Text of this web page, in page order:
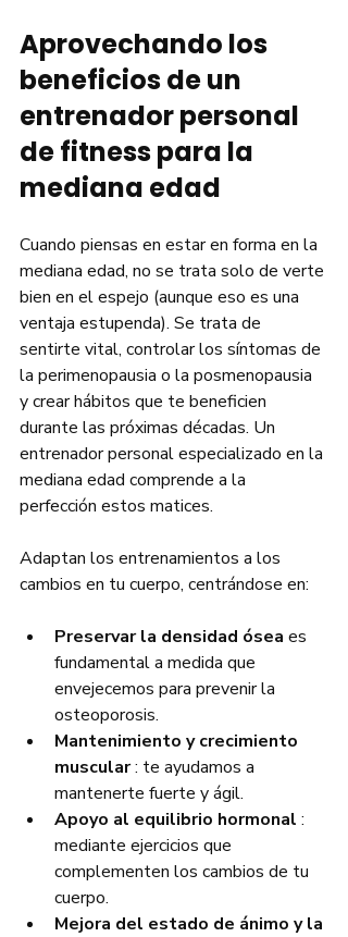
Aprovechando los
beneficios de un
entrenador personal
de fitness para la
mediana edad
Cuando piensas en estar en forma en la
mediana edad, no se trata solo de verte
bien en el espejo (aunque eso es una
ventaja estupenda). Se trata de
sentirte vital, controlar los síntomas de
la perimenopausia o la posmenopausia
y crear hábitos que te beneficien
durante las próximas décadas. Un
entrenador personal especializado en la
mediana edad comprende a la
perfección estos matices.
Adaptan los entrenamientos a los
cambios en tu cuerpo, centrándose en:
Preservar la densidad ósea es
fundamental a medida que
envejecemos para prevenir la
osteoporosis.
Mantenimiento y crecimiento
muscular : te ayudamos a
mantenerte fuerte y ágil.
Apoyo al equilibrio hormonal :
mediante ejercicios que
complementen los cambios de tu
cuerpo.
Mejora del estado de ánimo y la